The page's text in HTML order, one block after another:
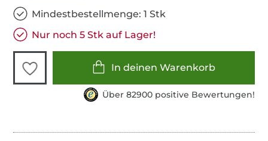
Mindestbestellmenge: 1 Stk
Nur noch 5 Stk auf Lager!
In deinen Warenkorb
Über 82900 positive Bewertungen!